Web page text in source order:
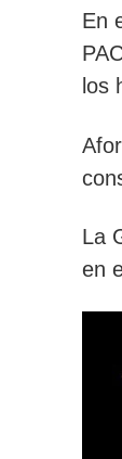
En
los
La
en